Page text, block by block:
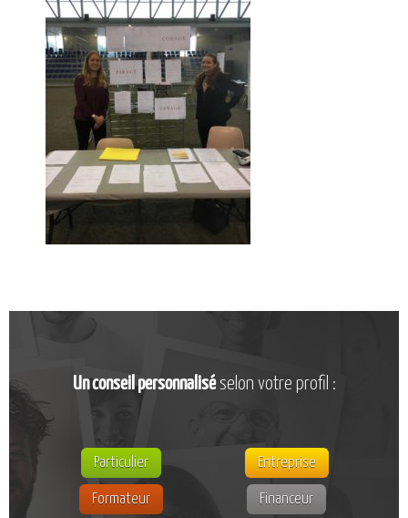
CATALOGUE DE FORMATIONS
NOS FORMATIONS PAR MÉTIER
NOS FORMATIONS SÉCURITÉ
NOS PERFECTIONNEMENTS PAR MÉTIER
NOS FORMATIONS SUR DEMANDE
INSCRIPTIONS
NOS MODALITÉS D’ACCÈS
Un conseil personnaliséselon votre profil :
Particulier Entreprise
Formateur Financeur